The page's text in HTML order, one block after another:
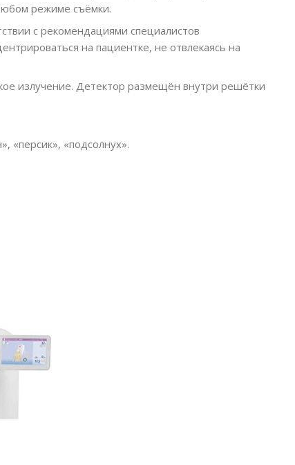
режиме съёмки.
с рекомендациями специалистов
на пациентке, не отвлекаясь на
излучение. Детектор размещён внутри решётки
«персик», «подсолнух».